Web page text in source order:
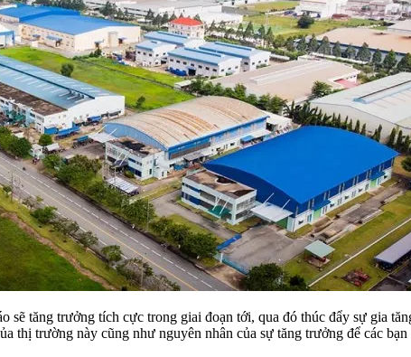
sẽ tăng trưởng tích cực trong giai đoạn tới, qua đó thúc đẩy sự gia
thị trường này cũng như nguyên nhân của sự tăng trưởng để các